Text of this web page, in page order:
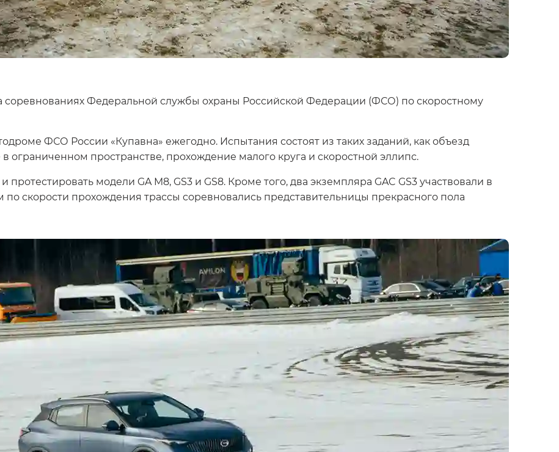
соревнованиях Федеральной службы охраны Российской Федерации (ФСО) по скоростному
ФСО России «Купавна» ежегодно. Испытания состоят из таких заданий, как объезд
ограниченном пространстве, прохождение малого круга и скоростной эллипс.
модели GA M8, GS3 и GS8. Кроме того, два экземпляра GAC GS3 участвовали в
скорости прохождения трассы соревновались представительницы прекрасного пола